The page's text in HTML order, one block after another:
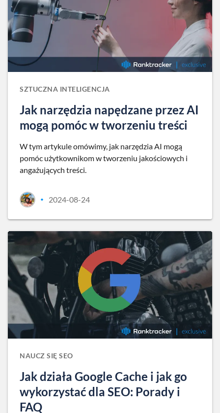
SZTUCZNA INTELIGENCJA
Jak narzędzia napędzane przez AI
mogą pomóc w tworzeniu treści
W tym artykule omówimy, jak narzędzia AI mogą
pomóc użytkownikom w tworzeniu jakościowych i
angażujących treści.
• 2024-08-24
NAUCZ SIĘ SEO
Jak działa Google Cache i jak go
wykorzystać dla SEO: Porady i
FAQ